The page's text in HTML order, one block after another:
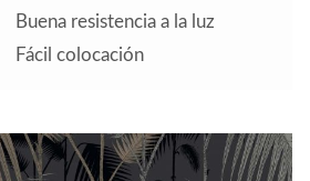
Buena resistencia a la luz
Fácil colocación